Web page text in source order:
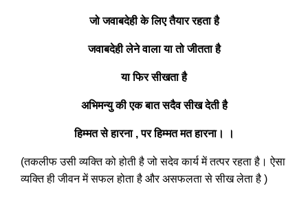
जो जवाबदेही के लिए तैयार रहता है
जवाबदेही लेने वाला या तो जीतता है
या फिर सीखता है
अभिमन्यु की एक बात सदैव सीख देती है
हिम्मत से हारना , पर हिम्मत मत हारना। ।
(तकलीफ उसी व्यक्ति को होती है जो सदेव कार्य में तत्पर रहता है। ऐसा
व्यक्ति ही जीवन में सफल होता है और असफलता से सीख लेता है )